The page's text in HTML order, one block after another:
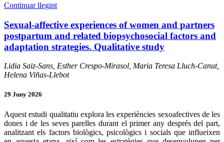
Continuar llegint
Sexual-affective experiences of women and partners
postpartum and related biopsychosocial factors and
adaptation strategies. Qualitative study
Lidia Saiz-Sans, Esther Crespo-Mirasol, Maria Teresa Lluch-Canut,
Helena Viñas-Llebot
29 Juny 2026
Aquest estudi qualitatiu explora les experiències sexoafectives de les
dones i de les seves parelles durant el primer any després del part,
analitzant els factors biològics, psicològics i socials que influeixen